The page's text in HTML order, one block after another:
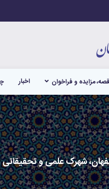
مزایده و فراخوان اخبار
شهرک علمی و تحقیقاتی